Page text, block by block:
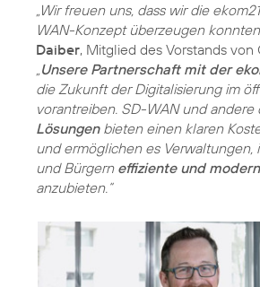
„Wir freuen uns, dass wir die
WAN-Konzept überzeugen
Daiber, Mitglied des Vorstands von
„Unsere Partnerschaft mit der
die Zukunft der Digitalisierung im
vorantreiben. SD-WAN und
Lösungenbieten einen klaren
und ermöglichen es Verwaltungen,
und Bürgern effiziente und
anzubieten.“